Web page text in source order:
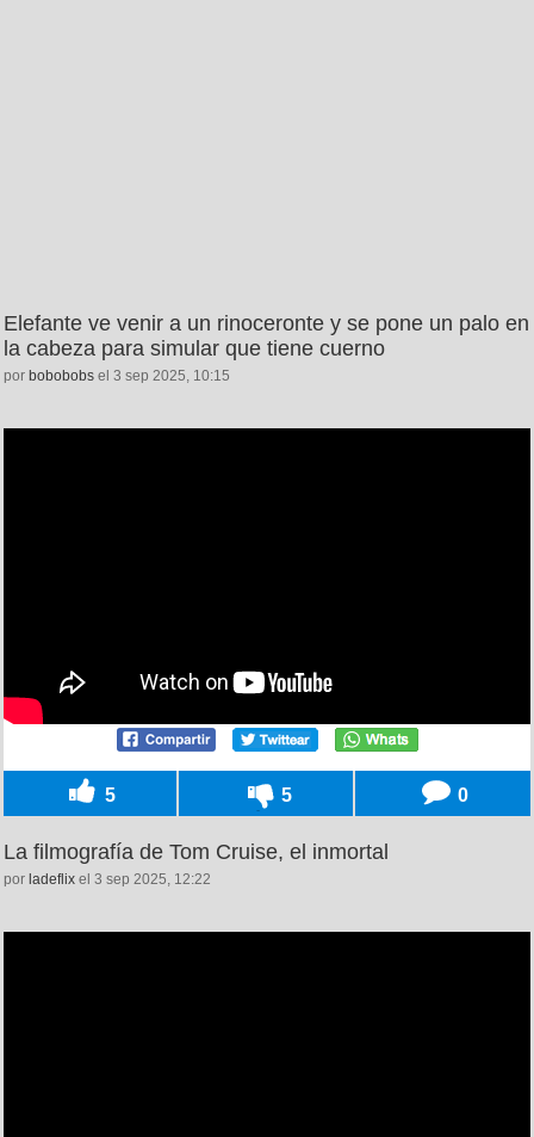
Elefante ve venir a un rinoceronte y se pone un palo en
la cabeza para simular que tiene cuerno
por bobobobs el 3 sep 2025, 10:15
5 5 0
La filmografía de Tom Cruise, el inmortal
por ladeflix el 3 sep 2025, 12:22